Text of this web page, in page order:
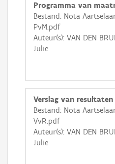
+
Basis Lagen
OSM-Basiskaart
Programma van
Bestand: Nota
PvM.pdf
Auteur(s): VAN DEN
Julie
Verslag van resultaten
Bestand: Nota
VvR.pdf
Auteur(s): VAN DEN
Julie